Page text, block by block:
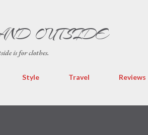
OUTSIDE
is for clothes.
Style Travel Reviews